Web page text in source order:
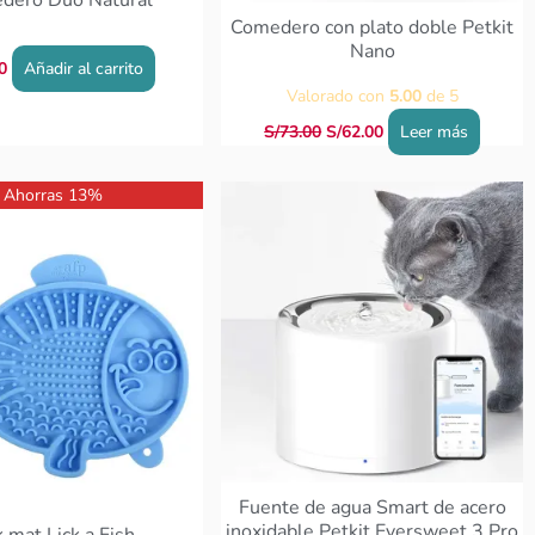
Añadir al carrito
Comedero con plato doble Petkit
Nano
Valorado con 5.00de 5
S/73.00 S/62.00 Leer más
Ahorras 13%
El
precio
es:
S/27.00.
Fuente de agua Smart de acero